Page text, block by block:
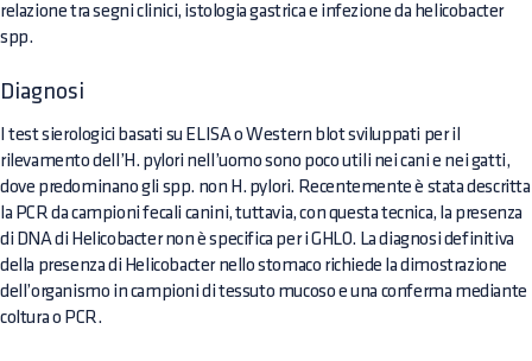
relazione tra segni clinici, istologia gastrica e infezione da helicobacter
spp.
Diagnosi
I test sierologici basati su ELISA o Western blot sviluppati per il
rilevamento dell’H. pylori nell’uomo sono poco utili nei cani e nei gatti,
dove predominano gli spp. non H. pylori. Recentemente è stata descritta
la PCR da campioni fecali canini, tuttavia, con questa tecnica, la presenza
di DNA di Helicobacter non è specifica per i GHLO. La diagnosi definitiva
della presenza di Helicobacter nello stomaco richiede la dimostrazione
dell’organismo in campioni di tessuto mucoso e una conferma mediante
coltura o PCR.